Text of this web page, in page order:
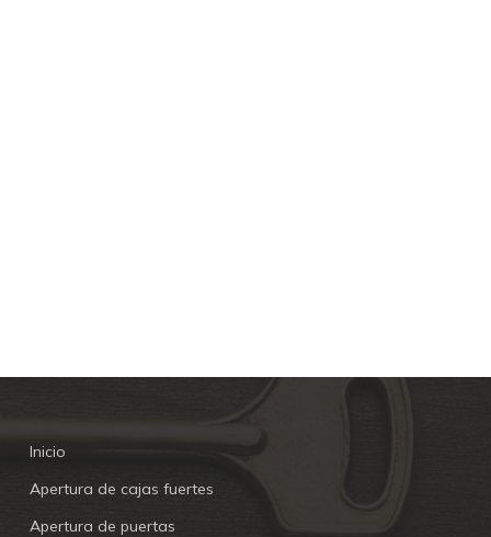
Inicio
Apertura de cajas fuertes
Apertura de puertas